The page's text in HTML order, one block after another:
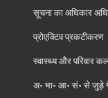
सूचना का अधिकार
प्रोएक्टिव प्रकटीकरण
स्वास्थ्य और परिवार
अ॰ भा॰ आ॰ सं॰ से जुड़े